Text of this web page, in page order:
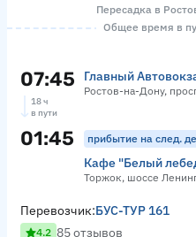
Пересадка в
Общее время в
07:45 Главный
Ростов-на-Дону,
18 ч
в пути
01:45 прибытие на след.
Кафе "Белый
Торжок, шоссе
Перевозчик:БУС-ТУР 161
4.2 85 отзывов